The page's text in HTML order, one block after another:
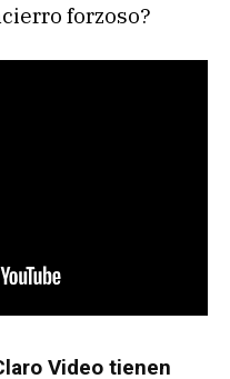
forzoso?
Video tienen